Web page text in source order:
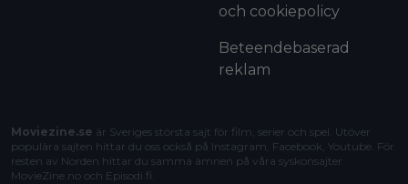
och cookiepolicy
Beteendebaserad
reklam
Moviezine.se är Sveriges största sajt för film, serier och spel. Utöver
populära sajten hittar du oss också på Instagram, Facebook, Youtube. För
resten av Norden hittar du samma ämnen på våra syskonsajter
MovieZine.no och Episodi.fi